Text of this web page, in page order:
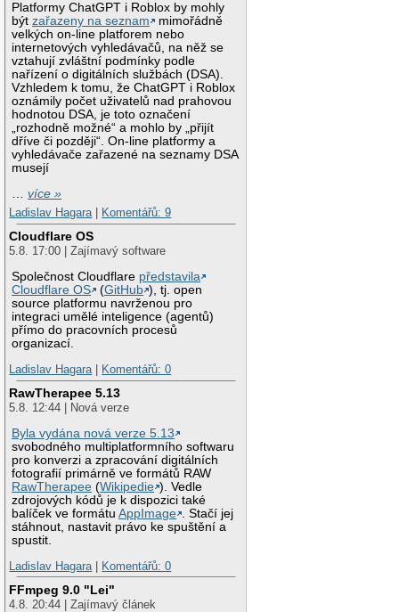
Platformy ChatGPT i Roblox by mohly
býtzařazeny na seznam
mimořádně
velkých on-line platforem nebo
internetových vyhledávačů, na něž se
vztahují zvláštní podmínky podle
nařízení o digitálních službách (DSA).
Vzhledem k tomu, že ChatGPT i Roblox
oznámily počet uživatelů nad prahovou
hodnotou DSA, je toto označení
„rozhodně možné“ a mohlo by „přijít
dříve či později“. On-line platformy a
vyhledávače zařazené na seznamy DSA
musejí
…více »
Ladislav Hagara| Komentářů: 9
Cloudflare OS
5.8. 17:00 | Zajímavý software
Společnost Cloudflare představila
Cloudflare OS
(GitHub ), tj. open
source platformu navrženou pro
integraci umělé inteligence (agentů)
přímo do pracovních procesů
organizací.
Ladislav Hagara| Komentářů: 0
RawTherapee 5.13
5.8. 12:44 | Nová verze
Byla vydána nová verze 5.13
svobodného multiplatformního softwaru
pro konverzi a zpracování digitálních
fotografií primárně ve formátů RAW
RawTherapee (Wikipedie ). Vedle
zdrojových kódů je k dispozici také
balíček ve formátuAppImage
. Stačí jej
stáhnout, nastavit právo ke spuštění a
spustit.
Ladislav Hagara| Komentářů: 0
FFmpeg 9.0 "Lei"
4.8. 20:44 | Zajímavý článek